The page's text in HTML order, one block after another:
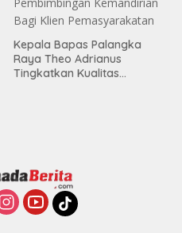
Kepala Bapas Palangka
Raya Theo Adrianus
Tingkatkan Kualitas